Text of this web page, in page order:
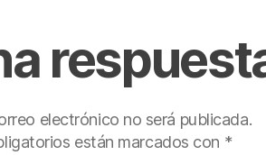
electrónico no será publicada.
están marcados con *